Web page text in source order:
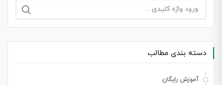
جستجو
برای:
دسته بندی مطالب
آموزش رایگان